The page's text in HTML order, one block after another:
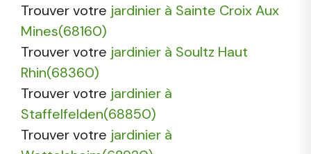
Trouver votre jardinier à Sainte Croix Aux
Mines(68160)
Trouver votre jardinier à Soultz Haut
Rhin(68360)
Trouver votre jardinier à
Staffelfelden(68850)
Trouver votre jardinier à